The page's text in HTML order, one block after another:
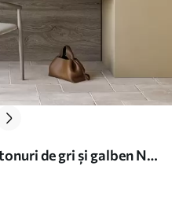
de gri și galben Nr.